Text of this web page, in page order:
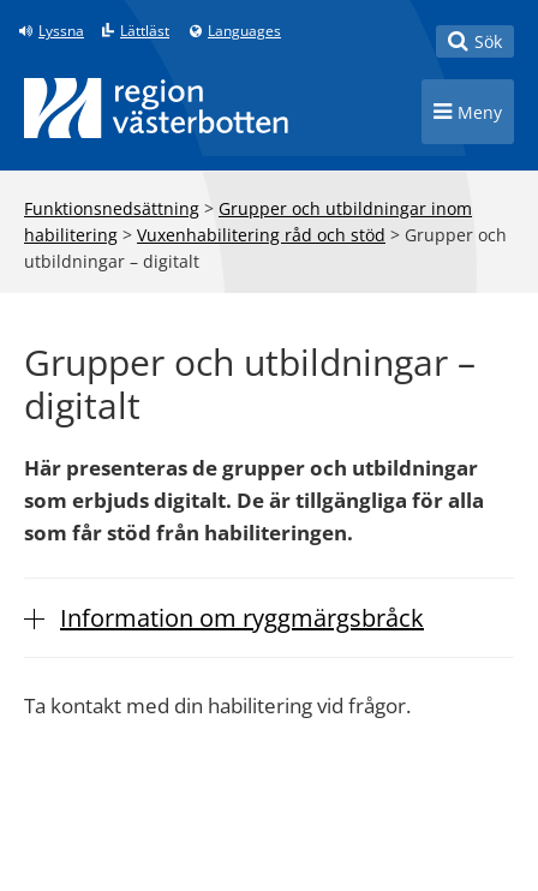
Till innehåll på sidan
Lyssna Lättläst Languages Toggle
Sök
Toggle
Meny
Funktionsnedsättning > Grupper och utbildningar inom
habilitering > Vuxenhabilitering råd och stöd > Grupper och
utbildningar – digitalt
Grupper och utbildningar –
digitalt
Här presenteras de grupper och utbildningar
som erbjuds digitalt. De är tillgängliga för alla
som får stöd från habiliteringen.
Information om ryggmärgsbråck
Ta kontakt med din habilitering vid frågor.